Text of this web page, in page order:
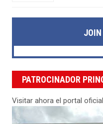
JOIN
PATROCINADOR
Visitar ahora el portal